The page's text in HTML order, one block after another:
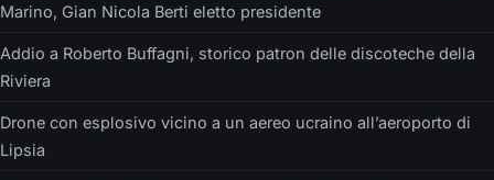
Marino, Gian Nicola Berti eletto presidente
Addio a Roberto Buffagni, storico patron delle discoteche della
Riviera
Drone con esplosivo vicino a un aereo ucraino all’aeroporto di
Lipsia